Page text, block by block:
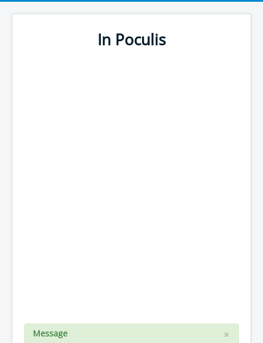
In Poculis
×
Message